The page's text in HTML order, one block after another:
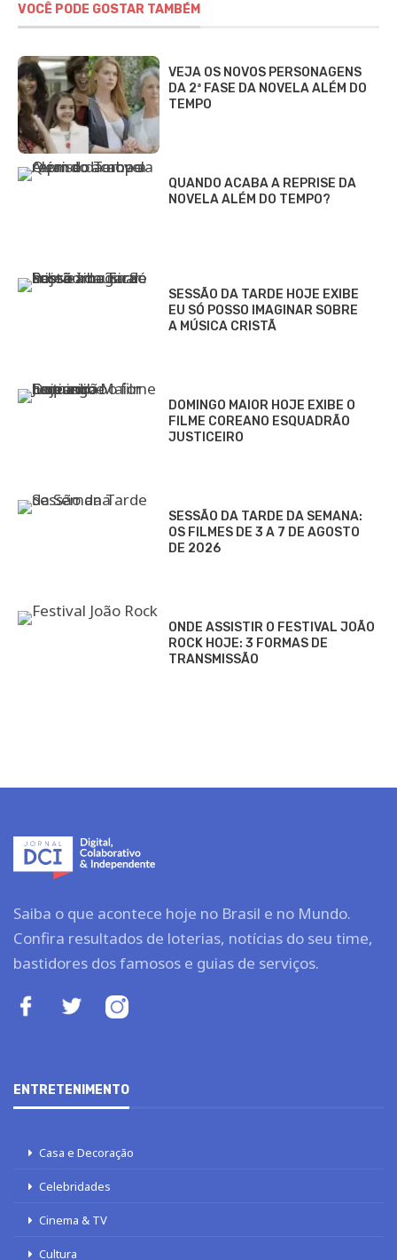
VOCÊ PODE GOSTAR TAMBÉM
VEJA OS NOVOS PERSONAGENS
DA 2ª FASE DA NOVELA ALÉM DO
TEMPO
QUANDO ACABA A REPRISE DA
NOVELA ALÉM DO TEMPO?
SESSÃO DA TARDE HOJE EXIBE
EU SÓ POSSO IMAGINAR SOBRE
A MÚSICA CRISTÃ
DOMINGO MAIOR HOJE EXIBE O
FILME COREANO ESQUADRÃO
JUSTICEIRO
SESSÃO DA TARDE DA SEMANA:
OS FILMES DE 3 A 7 DE AGOSTO
DE 2026
ONDE ASSISTIR O FESTIVAL JOÃO
ROCK HOJE: 3 FORMAS DE
TRANSMISSÃO
Saiba o que acontece hoje no Brasil e no Mundo.
Confira resultados de loterias, notícias do seu time,
bastidores dos famosos e guias de serviços.
ENTRETENIMENTO
Casa e Decoração
Celebridades
Cinema & TV
Cultura